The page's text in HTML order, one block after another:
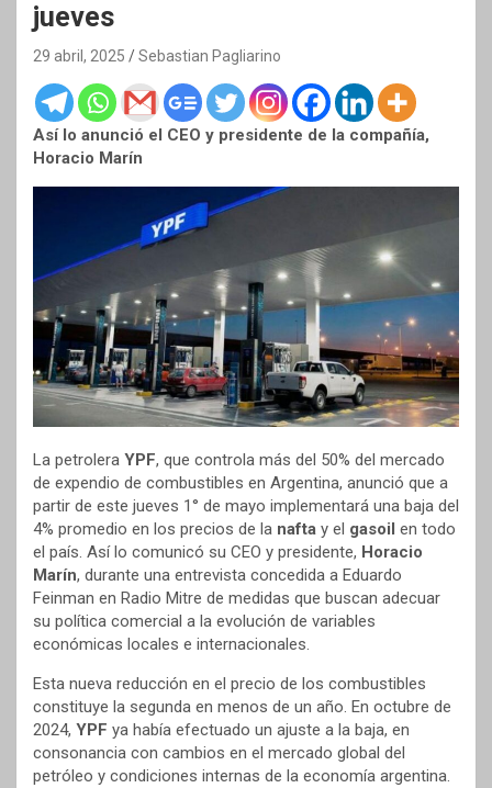
jueves
29 abril, 2025 Sebastian Pagliarino
Así lo anunció el CEO y presidente de la compañía,
Horacio Marín
La petrolera YPF, que controla más del 50% del mercado
de expendio de combustibles en Argentina, anunció que a
partir de este jueves 1° de mayo implementará una baja del
4% promedio en los precios de la nafta y el gasoil en todo
el país. Así lo comunicó su CEO y presidente, Horacio
Marín, durante una entrevista concedida a Eduardo
Feinman en Radio Mitre de medidas que buscan adecuar
su política comercial a la evolución de variables
económicas locales e internacionales.
Esta nueva reducción en el precio de los combustibles
constituye la segunda en menos de un año. En octubre de
2024, YPF ya había efectuado un ajuste a la baja, en
consonancia con cambios en el mercado global del
petróleo y condiciones internas de la economía argentina.